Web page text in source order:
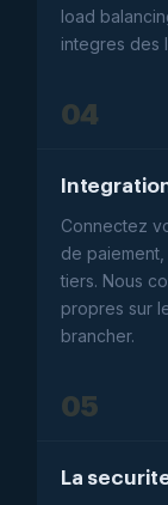
load
integres des
04
Connectez
de
tiers. Nous
propres sur
brancher.
05
La